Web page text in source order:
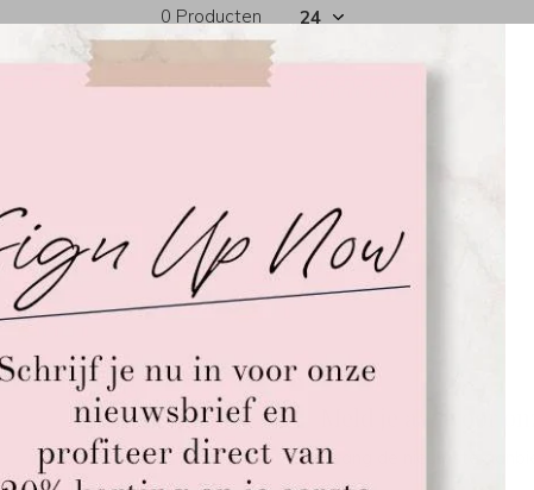
0 Producten
Meld je aan voor
Ontvang de nieuwste